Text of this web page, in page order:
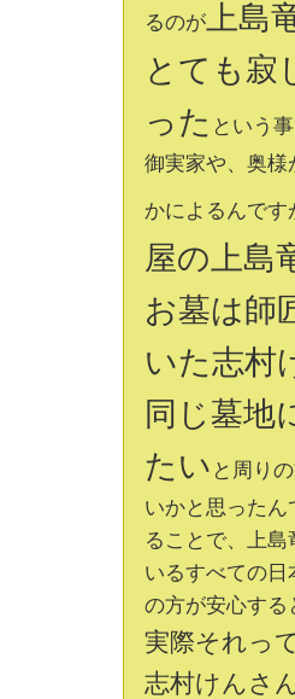
るのが上島
とても寂
った という
御実家や、奥様
かによるんです
屋の上島
お墓は師
いた志村
同じ墓地
たい と周り
いかと思ったん
ることで、上島
いるすべての日
の方が安心する
実際それっ
志村けんさ